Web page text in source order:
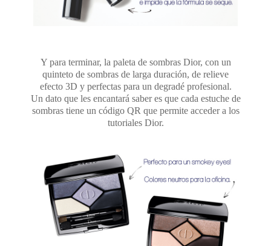
Y para terminar, la paleta de sombras Dior, con un
quinteto de sombras de larga duración, de relieve
efecto 3D y perfectas para un degradé profesional.
Un dato que les encantará saber es que cada estuche de
sombras tiene un código QR que permite acceder a los
tutoriales Dior.